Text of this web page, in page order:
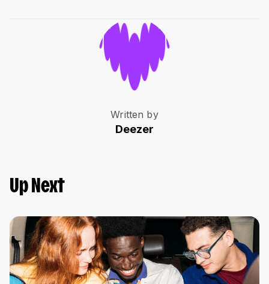
Written by
Deezer
Up Next